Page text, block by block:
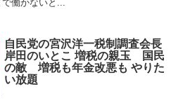
で働かないと...
自民党の宮沢洋一税制調査会長
岸田のいとこ 増税の親玉 国民
の敵 増税も年金改悪も やりた
い放題